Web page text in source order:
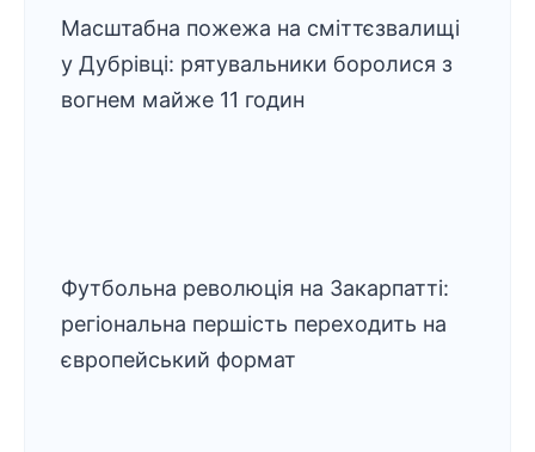
Масштабна пожежа на сміттєзвалищі
у Дубрівці: рятувальники боролися з
вогнем майже 11 годин
Футбольна революція на Закарпатті:
регіональна першість переходить на
європейський формат